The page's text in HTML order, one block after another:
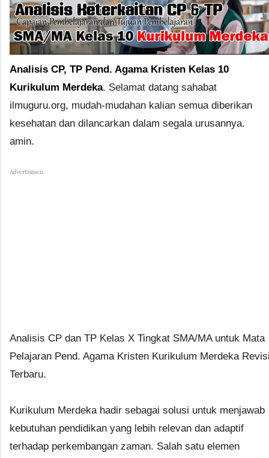
Analisis CP, TP Pend. Agama Kristen Kelas 10
Kurikulum Merdeka. Selamat datang sahabat
ilmuguru.org, mudah-mudahan kalian semua diberikan
kesehatan dan dilancarkan dalam segala urusannya.
amin.
Advertismen
Analisis CP dan TP Kelas X Tingkat SMA/MA untuk Mata
Pelajaran Pend. Agama Kristen Kurikulum Merdeka
Terbaru.
Kurikulum Merdeka hadir sebagai solusi untuk menjawab
kebutuhan pendidikan yang lebih relevan dan adaptif
terhadap perkembangan zaman. Salah satu elemen